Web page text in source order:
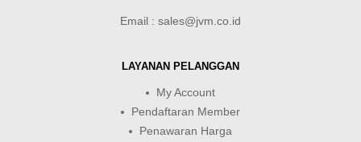
Email : sales@jvm.co.id
LAYANAN PELANGGAN
My Account
Pendaftaran Member
Penawaran Harga